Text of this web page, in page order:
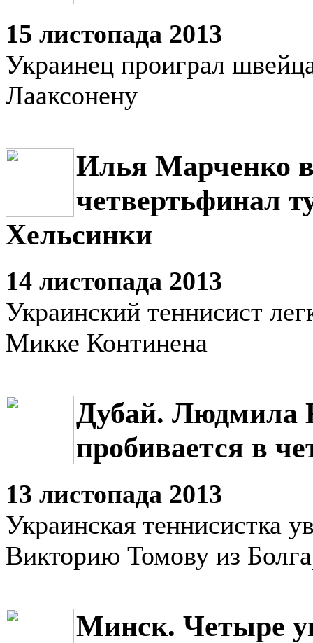
15 листопада 2013
Украинец проиграл
Лааксонену
Илья Марченко
четвертьфинал
Хельсинки
14 листопада 2013
Украинский теннисист
Микке Континена
Дубай. Людмила
пробивается в
13 листопада 2013
Украинская теннисистка
Викторию Томову из
Минск. Четыре